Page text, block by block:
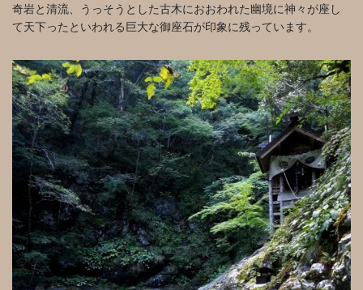
奇岩と清流、うっそうとした古木におおわれた幽境に神々が座し
て天下ったといわれる巨大な御座石が印象に残っています。